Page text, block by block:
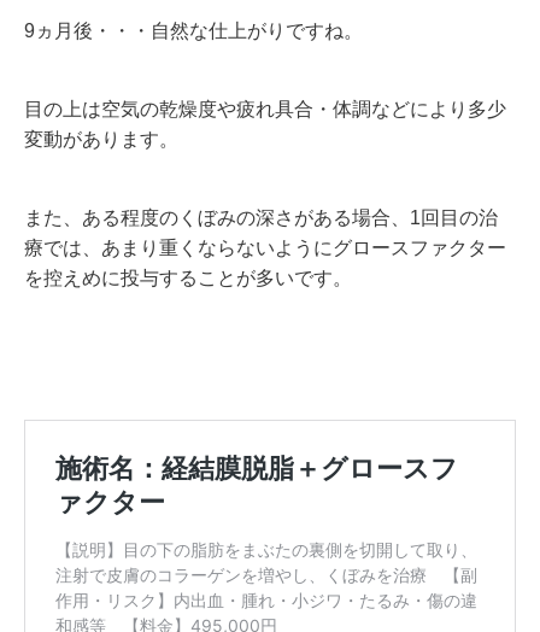
9ヵ月後・・・自然な仕上がりですね。
目の上は空気の乾燥度や疲れ具合・体調などにより多少
変動があります。
また、ある程度のくぼみの深さがある場合、1回目の治
療では、あまり重くならないようにグロースファクター
を控えめに投与することが多いです。